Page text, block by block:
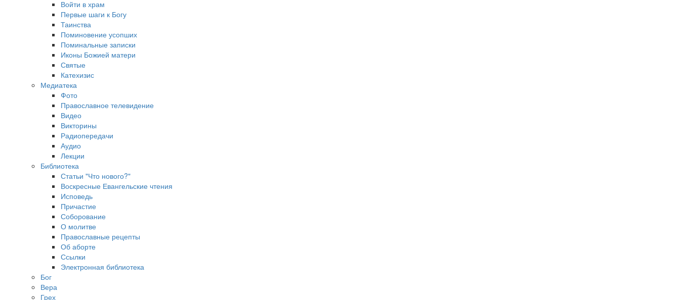
Войти в храм
Первые шаги к Богу
Таинства
Поминовение усопших
Поминальные записки
Иконы Божией матери
Святые
Катехизис
Медиатека
Фото
Православное телевидение
Видео
Викторины
Радиопередачи
Аудио
Лекции
Библиотека
Статьи "Что нового?"
Воскресные Евангельские чтения
Исповедь
Причастие
Соборование
О молитве
Православные рецепты
Об аборте
Ссылки
Электронная библиотека
Бог
Вера
Грех